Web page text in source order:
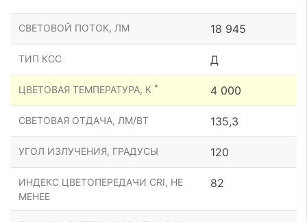
СВЕТОВОЙ ПОТОК, ЛМ 18 945
ТИП КСС Д
ЦВЕТОВАЯ ТЕМПЕРАТУРА, К * 4 000
СВЕТОВАЯ ОТДАЧА, ЛМ/ВТ 135,3
УГОЛ ИЗЛУЧЕНИЯ, ГРАДУСЫ 120
ИНДЕКС ЦВЕТОПЕРЕДАЧИ CRI, НЕ
МЕНЕЕ
82